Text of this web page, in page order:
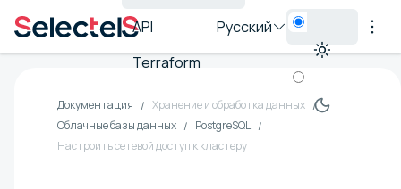
API
Terraform
Русский
Документация
Хранение и обработка данных
Облачные базы данных
PostgreSQL
Настроить сетевой доступ к кластеру